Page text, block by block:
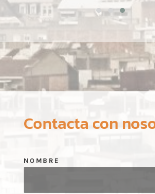
Contacta con
NOMBRE